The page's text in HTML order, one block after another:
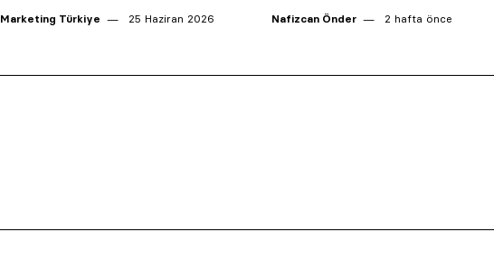
Marketing Türkiye 25 Haziran 2026 Nafizcan Önder 2 hafta önce